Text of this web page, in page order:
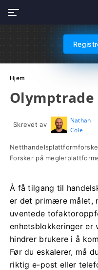
Hjem
Olymptrade
Skrevet av
Nathan
Cole
Forsker på
Å få tilgang til
er det primære målet,
uventede
enhetsblokkeringer er
hindrer brukere i å
Før du eskalerer, må
riktig e-post eller